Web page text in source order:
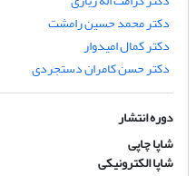
دکتر محمد حسین رامشت
دکتر کمال امیدوار
دکتر حسن کامران دستجردی
دوره انتشار
شاپا چاپی
شاپا الکترونیکی